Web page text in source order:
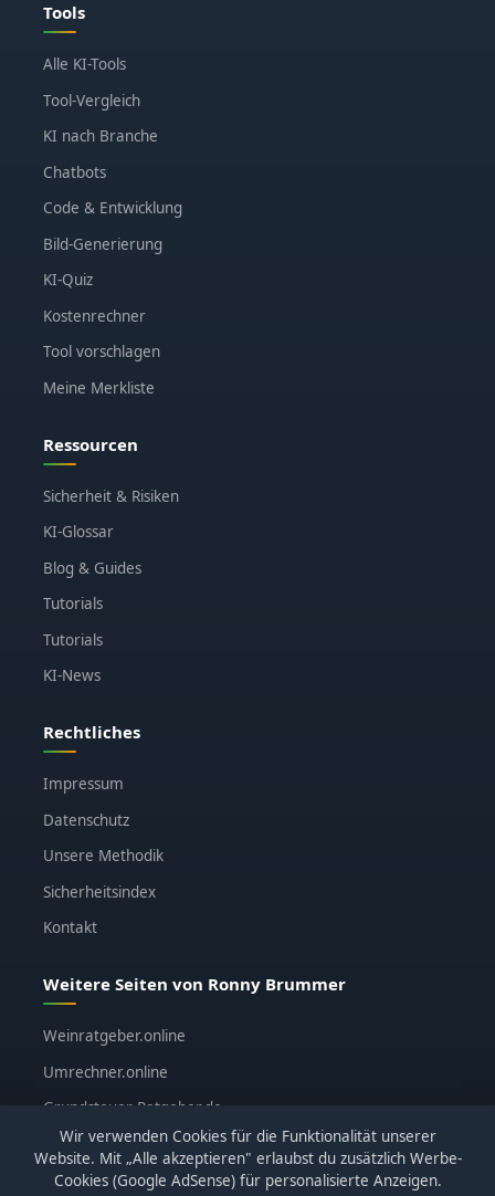
Tools
Alle KI-Tools
Tool-Vergleich
KI nach Branche
Chatbots
Code & Entwicklung
Bild-Generierung
KI-Quiz
Kostenrechner
Tool vorschlagen
Meine Merkliste
Ressourcen
Sicherheit & Risiken
KI-Glossar
Blog & Guides
Tutorials
Tutorials
KI-News
Rechtliches
Impressum
Datenschutz
Unsere Methodik
Sicherheitsindex
Kontakt
Weitere Seiten von Ronny Brummer
Weinratgeber.online
Umrechner.online
Grundsteuer-Ratgeber.de
ronnybrummer.de
Wir verwenden Cookies für die Funktionalität unserer
Website. Mit „Alle akzeptieren" erlaubst du zusätzlich Werbe-
Cookies (Google AdSense) für personalisierte Anzeigen.